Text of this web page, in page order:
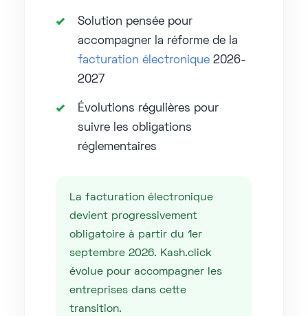
Solution pensée pour
accompagner la réforme de la
facturation électronique 2026-
2027
Évolutions régulières pour
suivre les obligations
réglementaires
La facturation électronique
devient progressivement
obligatoire à partir du 1er
septembre 2026. Kash.click
évolue pour accompagner les
entreprises dans cette
transition.